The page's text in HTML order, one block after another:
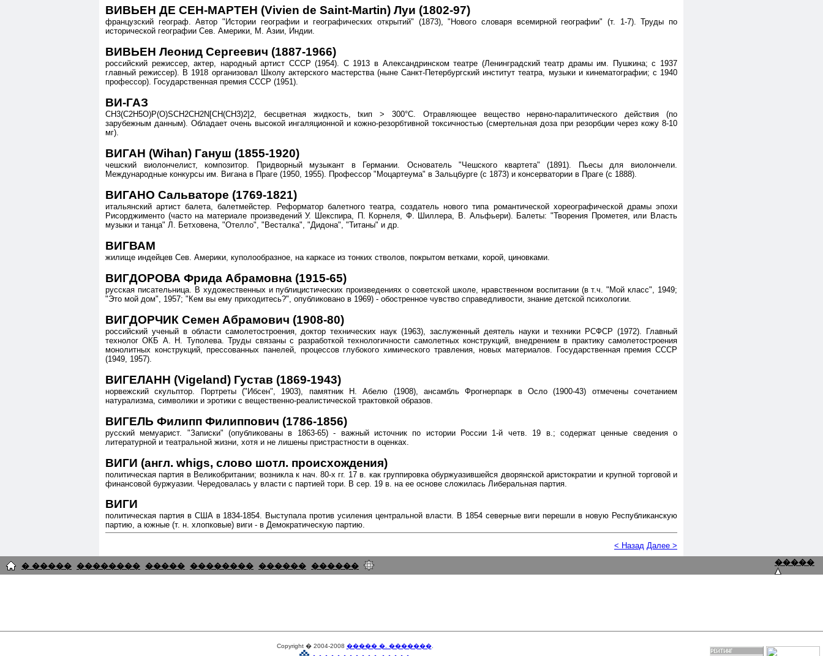
ВИВЬЕН ДЕ СЕН-МАРТЕН (Vivien de Saint-Martin) Луи (1802-97)
французский географ. Автор "Истории географии и географических открытий" (1873), "Нового словаря всемирной географии" (т. 1-7). Труды по
исторической географии Сев. Америки, М. Азии, Индии.
ВИВЬЕН Леонид Сергеевич (1887-1966)
российский режиссер, актер, народный артист СССР (1954). С 1913 в Александринском театре (Ленинградский театр драмы им. Пушкина; с 1937
главный режиссер). В 1918 организовал Школу актерского мастерства (ныне Санкт-Петербургский институт театра, музыки и кинематографии; с 1940
профессор). Государственная премия СССР (1951).
ВИ-ГАЗ
CH3(C2H5O)P(O)SCH2CH2N[CH(CH3)2]2, бесцветная жидкость, tкип > 300°С. Отравляющее вещество нервно-паралитического действия (по
зарубежным данным). Обладает очень высокой ингаляционной и кожно-резорбтивной токсичностью (смертельная доза при резорбции через кожу 8-10
мг).
ВИГАН (Wihan) Гануш (1855-1920)
чешский виолончелист, композитор. Придворный музыкант в Германии. Основатель "Чешского квартета" (1891). Пьесы для виолончели.
Международные конкурсы им. Вигана в Праге (1950, 1955). Профессор "Моцартеума" в Зальцбурге (с 1873) и консерватории в Праге (с 1888).
ВИГАНО Сальваторе (1769-1821)
итальянский артист балета, балетмейстер. Реформатор балетного театра, создатель нового типа романтической хореографической драмы эпохи
Рисорджименто (часто на материале произведений У. Шекспира, П. Корнеля, Ф. Шиллера, В. Альфьери). Балеты: "Творения Прометея, или Власть
музыки и танца" Л. Бетховена, "Отелло", "Весталка", "Дидона", "Титаны" и др.
ВИГВАМ
жилище индейцев Сев. Америки, куполообразное, на каркасе из тонких стволов, покрытом ветками, корой, циновками.
ВИГДОРОВА Фрида Абрамовна (1915-65)
русская писательница. В художественных и публицистических произведениях о советской школе, нравственном воспитании (в т.ч. "Мой класс", 1949;
"Это мой дом", 1957; "Кем вы ему приходитесь?", опубликовано в 1969) - обостренное чувство справедливости, знание детской психологии.
ВИГДОРЧИК Семен Абрамович (1908-80)
российский ученый в области самолетостроения, доктор технических наук (1963), заслуженный деятель науки и техники РСФСР (1972). Главный
технолог ОКБ А. Н. Туполева. Труды связаны с разработкой технологичности самолетных конструкций, внедрением в практику самолетостроения
монолитных конструкций, прессованных панелей, процессов глубокого химического травления, новых материалов. Государственная премия СССР
(1949, 1957).
ВИГЕЛАНН (Vigeland) Густав (1869-1943)
норвежский скульптор. Портреты ("Ибсен", 1903), памятник Н. Абелю (1908), ансамбль Фрогнерпарк в Осло (1900-43) отмечены сочетанием
натурализма, символики и эротики с вещественно-реалистической трактовкой образов.
ВИГЕЛЬ Филипп Филиппович (1786-1856)
русский мемуарист. "Записки" (опубликованы в 1863-65) - важный источник по истории России 1-й четв. 19 в.; содержат ценные сведения о
литературной и театральной жизни, хотя и не лишены пристрастности в оценках.
ВИГИ (англ. whigs, слово шотл. происхождения)
политическая партия в Великобритании; возникла к нач. 80-х гг. 17 в. как группировка обуржуазившейся дворянской аристократии и крупной торговой и
финансовой буржуазии. Чередовалась у власти с партией тори. В сер. 19 в. на ее основе сложилась Либеральная партия.
ВИГИ
политическая партия в США в 1834-1854. Выступала против усиления центральной власти. В 1854 северные виги перешли в новую Республиканскую
партию, а южные (т. н. хлопковые) виги - в Демократическую партию.
< Назад Далее >
� ����� �������� ����� �������� ������ ������ �����
Copyright � 2004-2008 ����� �. �������.